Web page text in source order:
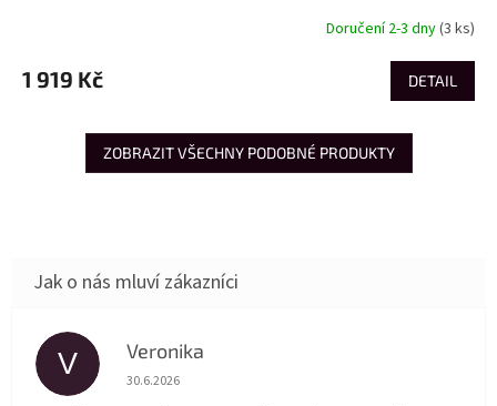
Doručení 2-3 dny(3 ks)
1 919 Kč DETAIL
ZOBRAZIT VŠECHNY PODOBNÉ PRODUKTY
V Veronika
Hodnocení obchodu je 5 z 5 hvězdiček.
30.6.2026